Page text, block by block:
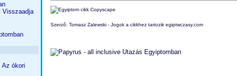
Visszaadja
Az ókori
Szerző: Tomasz Zalewski - Jogok a cikkhez tartozik egiptwczasy.com